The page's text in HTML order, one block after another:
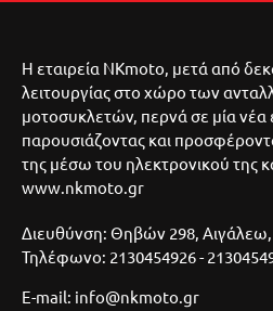
Η εταιρεία NKmoto, μετά από
λειτουργίας στο χώρο των
μοτοσυκλετών, περνά σε μία νέα
παρουσιάζοντας και
της μέσω του ηλεκτρονικού της
www.nkmoto.gr
Διευθύνση: Θηβών 298, Αιγάλεω,
Τηλέφωνο: 2130454926 -
E-mail: info@nkmoto.gr